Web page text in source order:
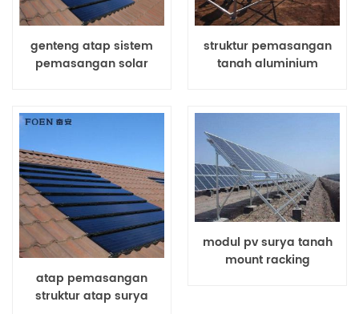
genteng atap sistem
pemasangan solar
struktur pemasangan
tanah aluminium
atap pemasangan
struktur atap surya
modul pv surya tanah
mount racking